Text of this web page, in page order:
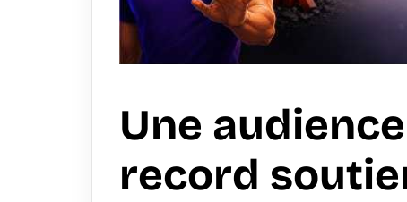
Une audience
record